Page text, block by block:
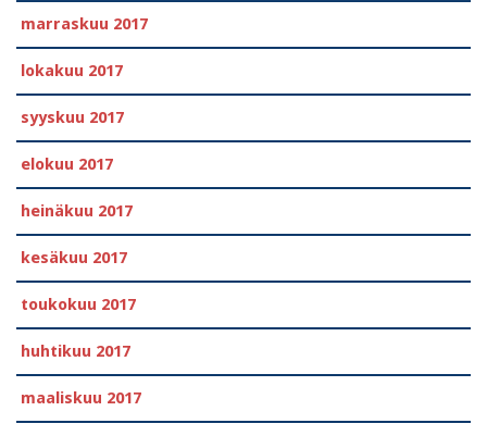
marraskuu 2017
lokakuu 2017
syyskuu 2017
elokuu 2017
heinäkuu 2017
kesäkuu 2017
toukokuu 2017
huhtikuu 2017
maaliskuu 2017